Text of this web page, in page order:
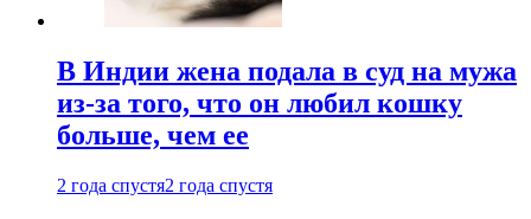
В Индии жена подала в суд на мужа
из-за того, что он любил кошку
больше, чем ее
2 года спустя2 года спустя